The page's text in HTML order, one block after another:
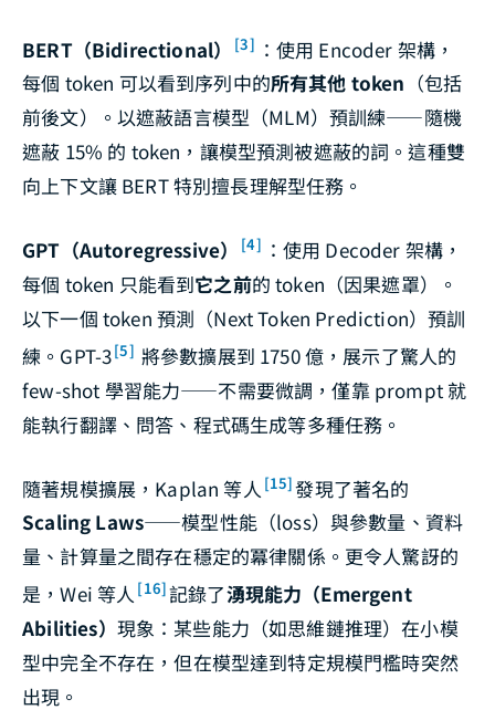
BERT（Bidirectional） [3] ：使用 Encoder 架構，
每個 token 可以看到序列中的所有其他 token （包括
前後文）。以遮蔽語言模型（MLM）預訓練——隨機
遮蔽 15% 的 token，讓模型預測被遮蔽的詞。這種雙
向上下文讓 BERT 特別擅長理解型任務。
GPT（Autoregressive） [4] ：使用 Decoder 架構，
每個 token 只能看到它之前的 token（因果遮罩）。
以下一個 token 預測（Next Token Prediction）預訓
練。GPT-3[5] 將參數擴展到 1750 億，展示了驚人的
few-shot 學習能力——不需要微調，僅靠 prompt 就
能執行翻譯、問答、程式碼生成等多種任務。
隨著規模擴展，Kaplan 等人 [15]發現了著名的
Scaling Laws——模型性能（loss）與參數量、資料
量、計算量之間存在穩定的冪律關係。更令人驚訝的
是，Wei 等人 [16]記錄了湧現能力（Emergent
Abilities） 現象：某些能力（如思維鏈推理）在小模
型中完全不存在，但在模型達到特定規模門檻時突然
出現。